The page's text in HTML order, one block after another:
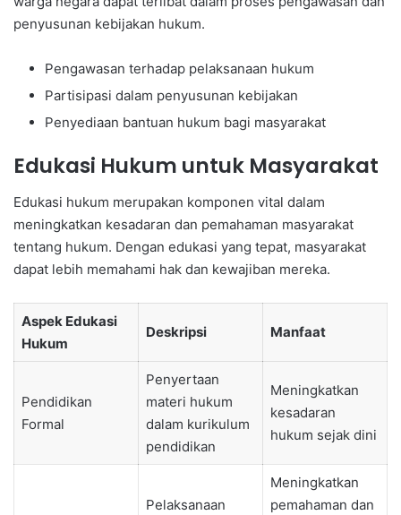
penyusunan kebijakan hukum.
Pengawasan terhadap pelaksanaan hukum
Partisipasi dalam penyusunan kebijakan
Penyediaan bantuan hukum bagi masyarakat
Edukasi Hukum untuk Masyarakat
Edukasi hukum merupakan komponen vital dalam
meningkatkan kesadaran dan pemahaman masyarakat
tentang hukum. Dengan edukasi yang tepat, masyarakat
dapat lebih memahami hak dan kewajiban mereka.
Aspek Edukasi
Hukum
Deskripsi Manfaat
Pendidikan
Formal
Penyertaan
materi hukum
dalam kurikulum
pendidikan
Meningkatkan
kesadaran
hukum sejak dini
Pelaksanaan
Meningkatkan
pemahaman dan